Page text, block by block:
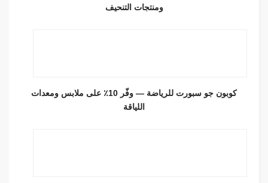
ومنتجات التنحيف
كوبون جو سبورت للرياضة — وفّر 10٪ على ملابس ومعدات